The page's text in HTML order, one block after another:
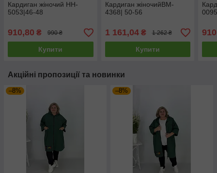
Кардиган жіночий HH-
5053|46-48
910,80 ₴ 990 ₴
Купити
Кардиган жіночийBM-
4368| 50-56
1 161,04₴ 1 262 ₴
Купити
Акційні пропозиції та новинки
–8% –8%